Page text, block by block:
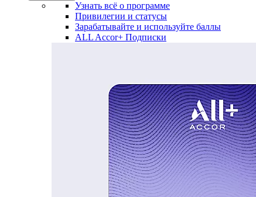
Узнать всё о программе
Привилегии и статусы
Зарабатывайте и используйте баллы
ALL Accor+ Подписки